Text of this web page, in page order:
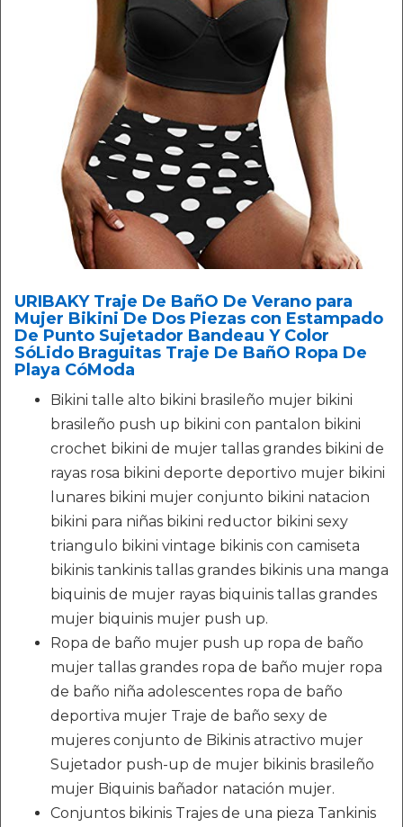
URIBAKY Traje De BañO De Verano para
Mujer Bikini De Dos Piezas con Estampado
De Punto Sujetador Bandeau Y Color
SóLido Braguitas Traje De BañO Ropa De
Playa CóModa
Bikini talle alto bikini brasileño mujer bikini
brasileño push up bikini con pantalon bikini
crochet bikini de mujer tallas grandes bikini de
rayas rosa bikini deporte deportivo mujer bikini
lunares bikini mujer conjunto bikini natacion
bikini para niñas bikini reductor bikini sexy
triangulo bikini vintage bikinis con camiseta
bikinis tankinis tallas grandes bikinis una manga
biquinis de mujer rayas biquinis tallas grandes
mujer biquinis mujer push up.
Ropa de baño mujer push up ropa de baño
mujer tallas grandes ropa de baño mujer ropa
de baño niña adolescentes ropa de baño
deportiva mujer Traje de baño sexy de
mujeres conjunto de Bikinis atractivo mujer
Sujetador push-up de mujer bikinis brasileño
mujer Biquinis bañador natación mujer.
Conjuntos bikinis Trajes de una pieza Tankinis